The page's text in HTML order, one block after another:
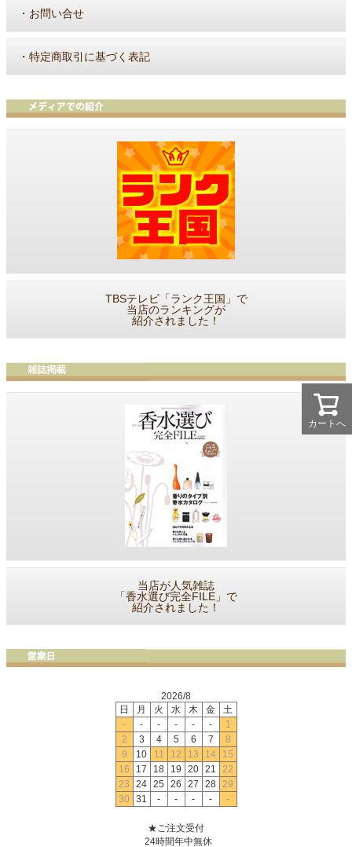
カートへ
・ お問い合せ
・ 特定商取引に基づく表記
TBSテレビ「ランク王国」で
当店のランキングが
紹介されました！
当店が人気雑誌
「香水選び完全FILE」で
紹介されました！
2026/8
日
月 火 水 木 金
土
-
- - - - -
1
2
3 4 5 6 7
8
9
10 11 12 13 14
15
16
17 18 19 20 21
22
23
24 25 26 27 28 29
30
31 - - - - -
★ご注文受付
24時間年中無休